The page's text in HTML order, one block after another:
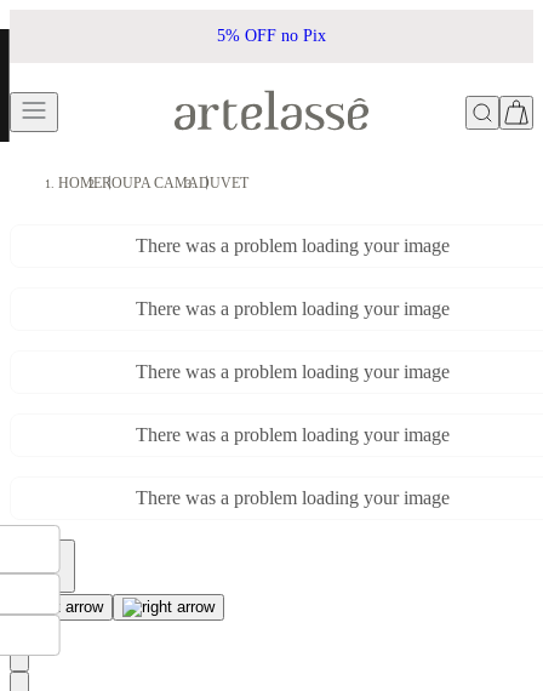
5% OFF no Pix
HOMEROUPA CAMADUVET
There was a problem loading your image
There was a problem loading your image
There was a problem loading your image
There was a problem loading your image
There was a problem loading your image